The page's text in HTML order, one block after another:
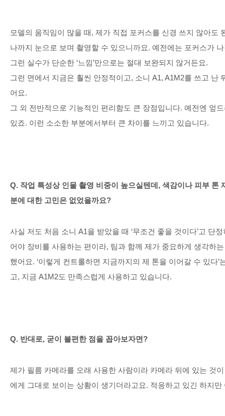
모델의 움직임이 많을 때, 제가 직접 포커스를 신경 쓰지 않아도
나까지 눈으로 보며 촬영할 수 있으니까요. 예전에는 포커스가
그런 실수가 단순한 ‘느낌’만으로는 절대 보완되지 않거든요.
그런 면에서 지금은 훨씬 안정적이고, 소니 A1, A1M2를 쓰고 난
어요.
그 외 전반적으로 기능적인 편리함도 큰 장점입니다. 예전엔 엎
있죠. 이런 소소한 부분에서부터 큰 차이를 느끼고 있습니다.
Q. 작업 특성상 인물 촬영 비중이 높으실텐데 , 색감이나 피부 톤
분에 대한 고민은 없었을까요?
사실 저도 처음 소니 A1을 받았을 때 ‘무조건 좋을 것이다’고 단
어야 장비를 사용하는 편이라, 팀과 함께 제가 중요하게 생각하
했어요. ‘이렇게 컨트롤하면 지금까지의 제 톤을 이어갈 수 있다’
고, 지금 A1M2도 만족스럽게 사용하고 있습니다.
Q. 반대로, 굳이 불편한 점을 꼽아보자면?
제가 필름 카메라를 오래 사용한 사람이라 카메라 뒤에 있는 것
에게 그대로 보이는 상황이 생기더라고요. 적응하고 있긴 하지